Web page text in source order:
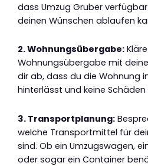
dass Umzug Gruber
deinen Wünschen ablaufen
2. Wohnungsübergabe:
Wohnungsübergabe mit
dir ab, dass du die Wohnung
hinterlässt und keine
3. Transportplanung:
welche Transportmittel für
sind. Ob ein Umzugswagen,
oder sogar ein Container